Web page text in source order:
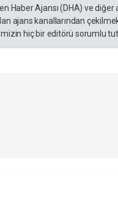
Haber Ajansı (DHA) ve
ajans kanallarından
hiç bir editörü sorumlu